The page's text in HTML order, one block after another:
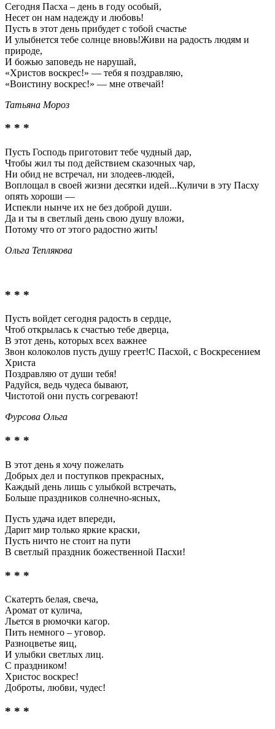
Сегодня Пасха – день в году особый,
Несет он нам надежду и любовь!
Пусть в этот день прибудет с тобой счастье
И улыбнется тебе солнце вновь!Живи на радость людям и
природе,
И божью заповедь не нарушай,
«Христов воскрес!» — тебя я поздравляю,
«Воистину воскрес!» — мне отвечай!
Татьяна Мороз
* * *
Пусть Господь приготовит тебе чудный дар,
Чтобы жил ты под действием сказочных чар,
Ни обид не встречал, ни злодеев-людей,
Воплощал в своей жизни десятки идей...Куличи в эту Пасху
опять хороши —
Испекли нынче их не без доброй души.
Да и ты в светлый день свою душу вложи,
Потому что от этого радостно жить!
Ольга Теплякова
* * *
Пусть войдет сегодня радость в сердце,
Чтоб открылась к счастью тебе дверца,
В этот день, которых всех важнее
Звон колоколов пусть душу греет!С Пасхой, с Воскресением
Христа
Поздравляю от души тебя!
Радуйся, ведь чудеса бывают,
Чистотой они пусть согревают!
Фурсова Ольга
* * *
В этот день я хочу пожелать
Добрых дел и поступков прекрасных,
Каждый день лишь с улыбкой встречать,
Больше праздников солнечно-ясных,
Пусть удача идет впереди,
Дарит мир только яркие краски,
Пусть ничто не стоит на пути
В светлый праздник божественной Пасхи!
* * *
Скатерть белая, свеча,
Аромат от кулича,
Льется в рюмочки кагор.
Пить немного – уговор.
Разноцветье яиц,
И улыбки светлых лиц.
С праздником!
Христос воскрес!
Доброты, любви, чудес!
* * *